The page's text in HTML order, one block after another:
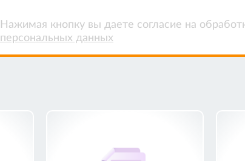
Нажимая кнопку вы даете согласие на
персональных данных